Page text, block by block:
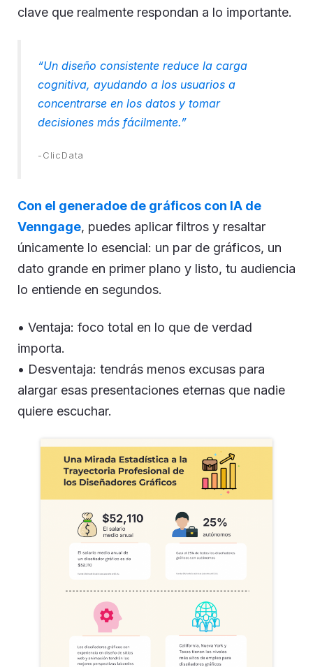
clave que realmente respondan a lo importante.
“Un diseño consistente reduce la carga
cognitiva, ayudando a los usuarios a
concentrarse en los datos y tomar
decisiones más fácilmente.”
-ClicData
Con el generadoe de gráficos con IA de
Venngage, puedes aplicar filtros y resaltar
únicamente lo esencial: un par de gráficos, un
dato grande en primer plano y listo, tu audiencia
lo entiende en segundos.
• Ventaja: foco total en lo que de verdad
importa.
• Desventaja: tendrás menos excusas para
alargar esas presentaciones eternas que nadie
quiere escuchar.